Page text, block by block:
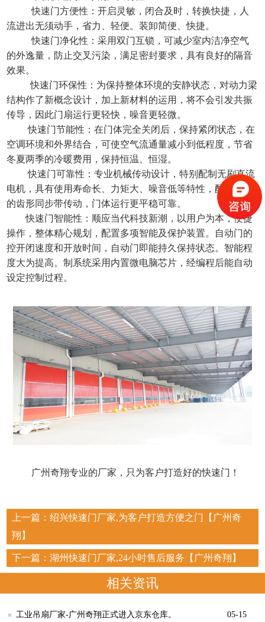
快速门方便性：开启灵敏，闭合及时，转换快捷，人
流进出无须动手，省力、轻便。装卸简便、快捷。
快速门净化性：采用双门互锁，可减少室内洁净空气
的外逸量，防止交叉污染，满足密封要求，具有良好的隔音
效果。
快速门环保性：为保持整体环境的安静状态，对动力梁
结构作了新概念设计，加上新材料的运用，将不会引发共振
传导，因此门扇运行更轻快，噪音更轻微。
快速门节能性：在门体完全关闭后，保持紧闭状态，在
空调环境和外界结合，可使空气流通量减小到低程度，节省
冬夏两季的冷暖费用，保持恒温、恒湿。
快速门可靠性：专业机械传动设计，特别配制无刷直流
电机，具有使用寿命长、力矩大、噪音低等特性，配装先进
的齿形同步带传动，门体运行更平稳可靠。
快速门智能性：顺应当代科技新潮，以用户为本，便捷
操作，整体精心规划，配置多项智能及保护装置。自动门的
控开闭速度和开放时间，自动门即能持久保持状态。智能程
度大为提高。制系统采用内置微电脑芯片，经编程后能自动
设定控制过程。
广州奇翔专业的厂家，只为客户打造好的快速门！
上一篇： 绍兴快速门厂家,为客户打造方便之门【广州奇
翔】
下一篇： 湖州快速门厂家,24小时售后服务【广州奇翔】
相关资讯
05-15